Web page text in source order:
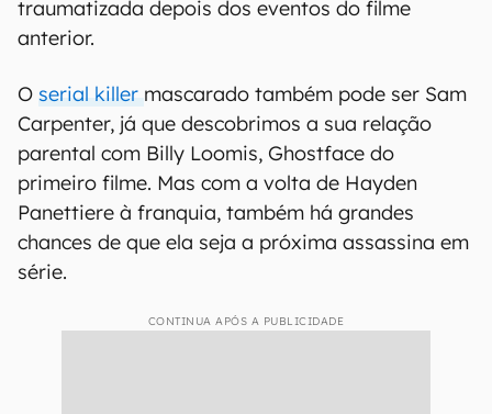
traumatizada depois dos eventos do filme
anterior.
O serial killer mascarado também pode ser Sam
Carpenter, já que descobrimos a sua relação
parental com Billy Loomis, Ghostface do
primeiro filme. Mas com a volta de Hayden
Panettiere à franquia, também há grandes
chances de que ela seja a próxima assassina em
série.
CONTINUA APÓS A PUBLICIDADE